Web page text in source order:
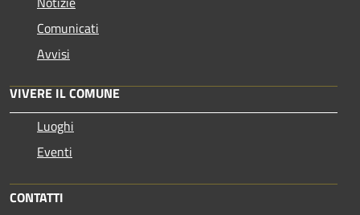
Comunicati
Avvisi
VIVERE IL COMUNE
Luoghi
Eventi
CONTATTI